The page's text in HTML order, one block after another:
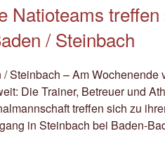
Natioteams
/ Steinbach
Steinbach – Am Wochenende
Die Trainer, Betreuer und
treffen sich zu
in Steinbach bei Baden-